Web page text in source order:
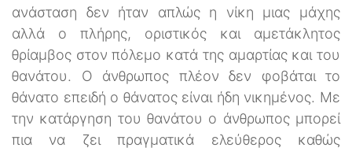
ανάσταση δεν ήταν απλώς η νίκη μιας μάχης
αλλά ο πλήρης, οριστικός και αμετάκλητος
θρίαμβος στον πόλεμο κατά της αμαρτίας και του
θανάτου. Ο άνθρωπος πλέον δεν φοβάται το
θάνατο επειδή ο θάνατος είναι ήδη νικημένος. Με
την κατάργηση του θανάτου ο άνθρωπος μπορεί
πια να ζει πραγματικά ελεύθερος καθώς